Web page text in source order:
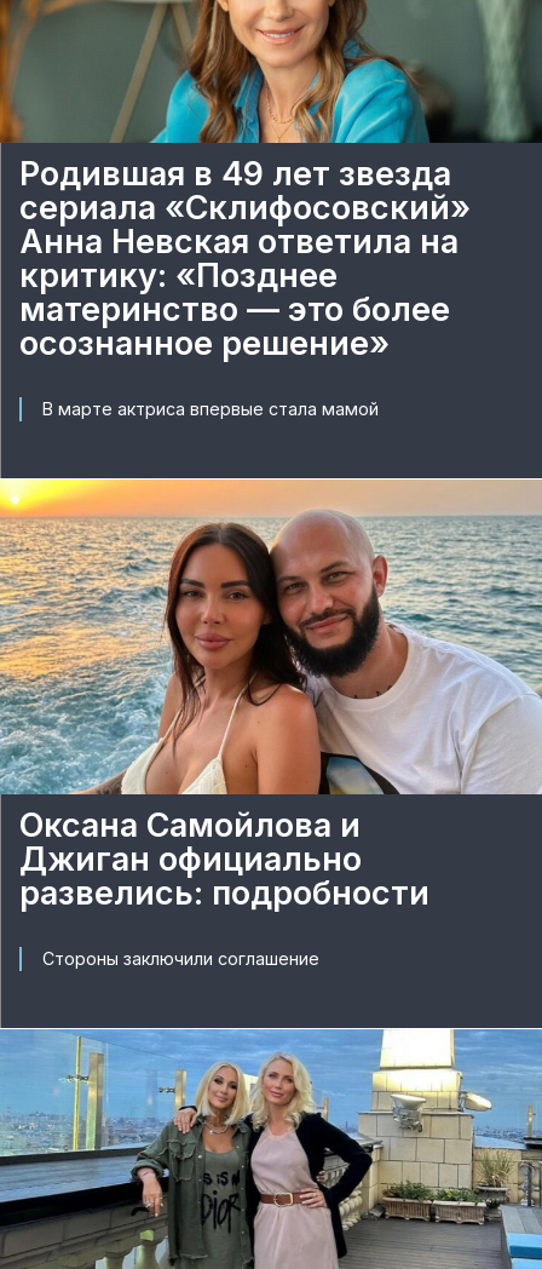
Родившая в 49 лет звезда
сериала «Склифосовский»
Анна Невская ответила на
критику: «Позднее
материнство — это более
осознанное решение»
В марте актриса впервые стала мамой
Оксана Самойлова и
Джиган официально
развелись: подробности
Стороны заключили соглашение